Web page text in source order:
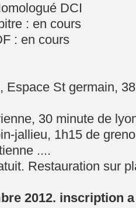
DCI
: en cours
: en cours
Espace St germain,
30 minute de
jallieu, 1h15 de
....
Restauration sur
2012. inscription